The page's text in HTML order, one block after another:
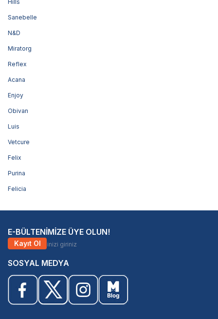
Hills
Sanebelle
N&D
Miratorg
Reflex
Acana
Enjoy
Obivan
Luis
Vetcure
Felix
Purina
Felicia
E-BÜLTENİMİZE ÜYE OLUN!
Kayıt Ol
SOSYAL MEDYA